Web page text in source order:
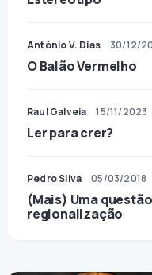
António V. Dias 30/12/
O Balão Vermelho
Raul Galveia 15/11/2023
Ler para crer?
Pedro Silva 05/03/2018
(Mais) Uma
regionalização